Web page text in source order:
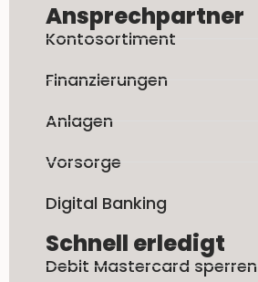
Ansprechpartner
Kontosortiment
Finanzierungen
Anlagen
Vorsorge
Digital Banking
Schnell erledigt
Debit Mastercard sperren